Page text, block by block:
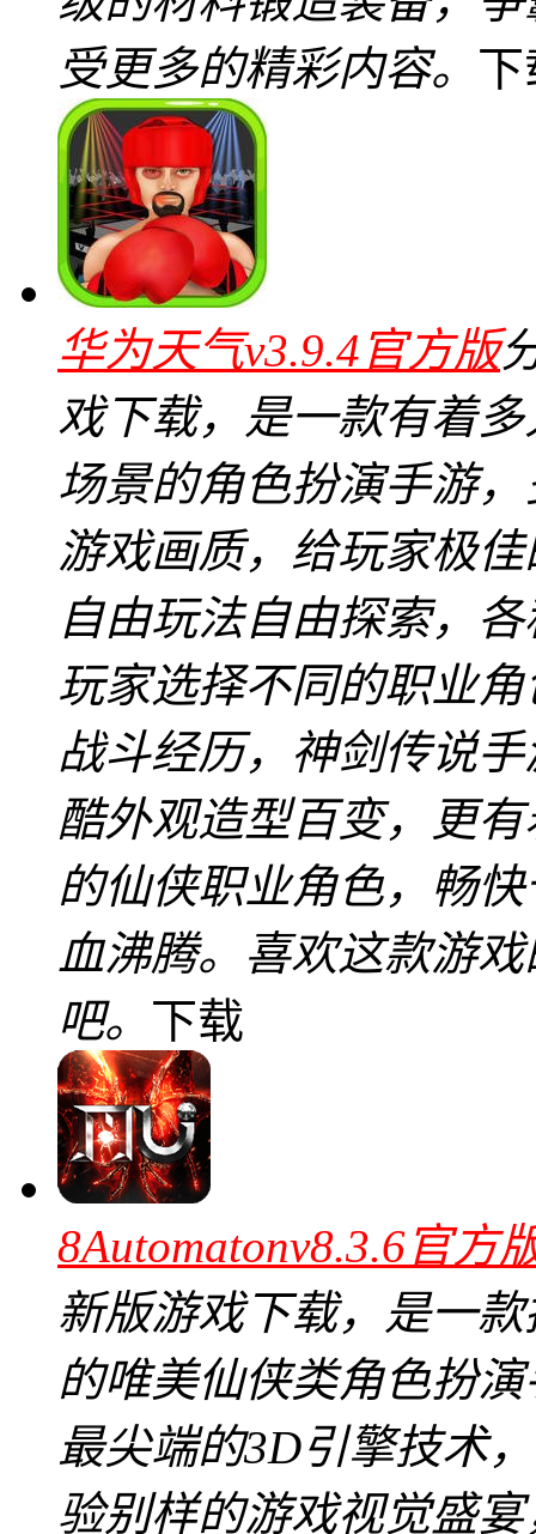
受更多的精彩内容。 下
华为天气v3.9.4官方版
戏下载，是一款有着
场景的角色扮演手游
游戏画质，给玩家极
自由玩法自由探索，
玩家选择不同的职业
战斗经历，神剑传说
酷外观造型百变，更
的仙侠职业角色，畅
血沸腾。喜欢这款游
吧。 下载
8Automatonv8.3.6官方
新版游戏下载，是一
的唯美仙侠类角色扮
最尖端的3D引擎技术
验别样的游戏视觉盛